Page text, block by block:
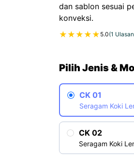
dan sablon sesuai
konveksi.
★ ★ ★ ★ ★ 5.0(1
Pilih Jenis &
CK 01
Seragam Koki
CK 02
Seragam Koki